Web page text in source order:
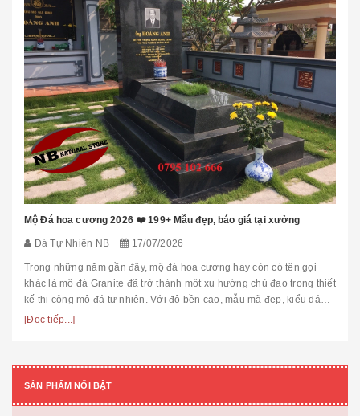
Mộ Đá hoa cương 2026 ❤️ 199+ Mẫu đẹp, báo giá tại xưởng
Đá Tự Nhiên NB 17/07/2026
Trong những năm gần đây, mộ đá hoa cương hay còn có tên gọi
khác là mộ đá Granite đã trở thành một xu hướng chủ đạo trong thiết
kế thi công mộ đá tự nhiên. Với độ bền cao, mẫu mã đẹp, kiểu dáng
hiệ...
[Đọc tiếp...]
SẢN PHẨM NỔI BẬT